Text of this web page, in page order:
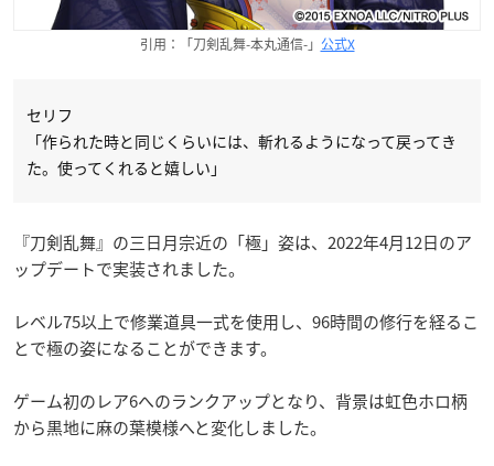
引用：「刀剣乱舞-本丸通信-」 公式X
セリフ
「作られた時と同じくらいには、斬れるようになって戻ってき
た。使ってくれると嬉しい」
『刀剣乱舞』の三日月宗近の「極」姿は、2022年4月12日のア
ップデートで実装されました。
レベル75以上で修業道具一式を使用し、96時間の修行を経るこ
とで極の姿になることができます。
ゲーム初のレア6へのランクアップとなり、背景は虹色ホロ柄
から黒地に麻の葉模様へと変化しました。